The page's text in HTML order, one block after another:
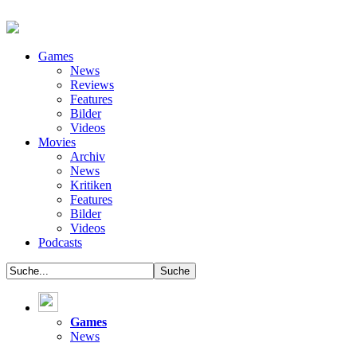
Games
News
Reviews
Features
Bilder
Videos
Movies
Archiv
News
Kritiken
Features
Bilder
Videos
Podcasts
Games
News